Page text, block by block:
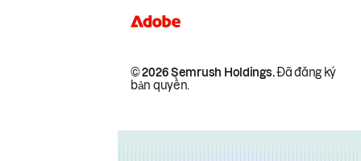
© 2026 Semrush Holdings.Đã đăng ký
bản quyền.